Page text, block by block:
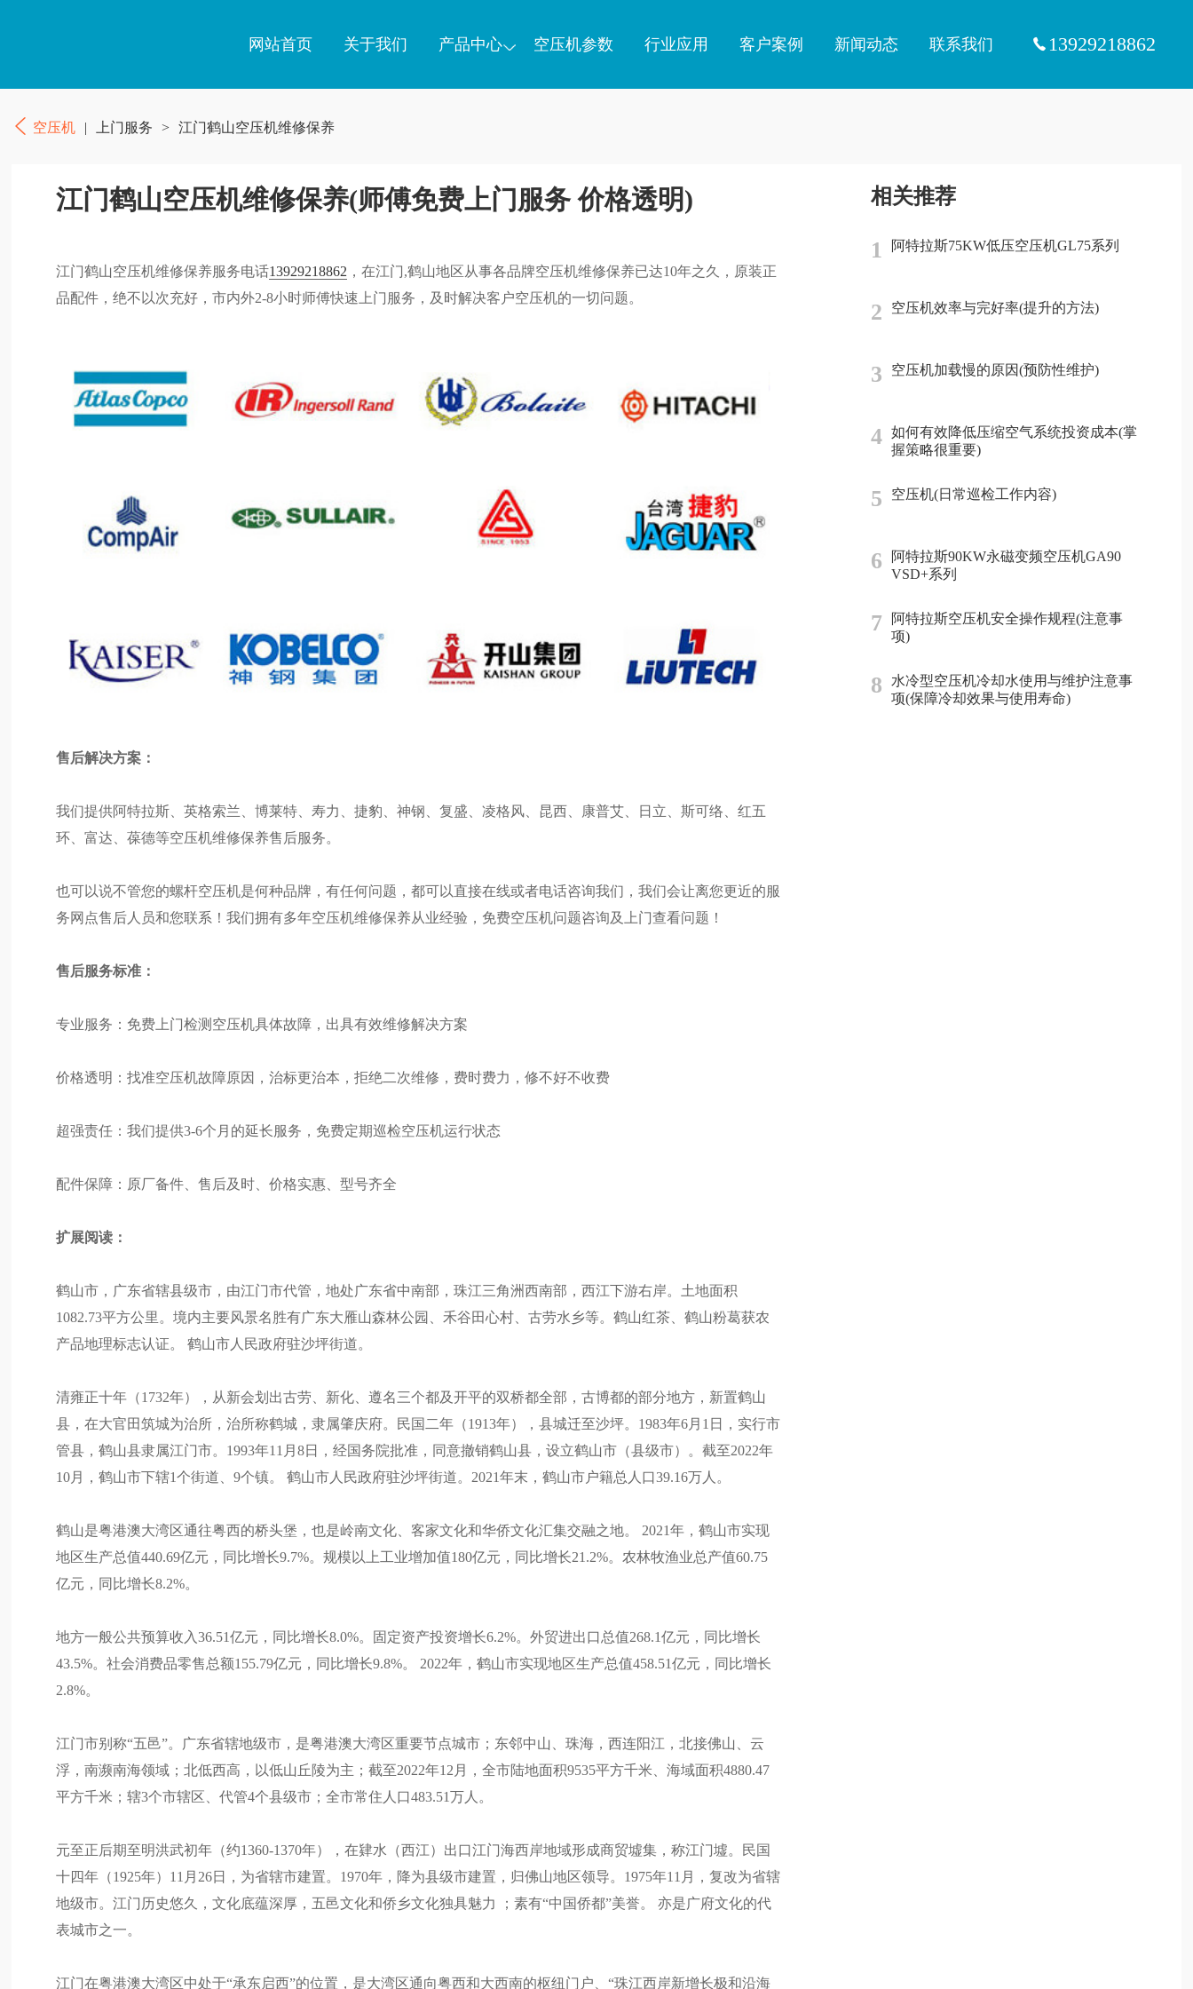
网站首页 关于我们 产品中心 空压机参数 行业应用 客户案例 新闻动态 联系我们 13929218862
空压机 | 上门服务 > 江门鹤山空压机维修保养
江门鹤山空压机维修保养(师傅免费上门服务 价格透明)
江门鹤山空压机维修保养服务电话13929218862 ，在江门,鹤山地区从事各品牌空压机维修保养已达10年之久，原装正
品配件，绝不以次充好，市内外2-8小时师傅快速上门服务，及时解决客户空压机的一切问题。
售后解决方案：
我们提供阿特拉斯、英格索兰、博莱特、寿力、捷豹、神钢、复盛、凌格风、昆西、康普艾、日立、斯可络、红五
环、富达、葆德等空压机维修保养售后服务。
也可以说不管您的螺杆空压机是何种品牌，有任何问题，都可以直接在线或者电话咨询我们，我们会让离您更近的服
务网点售后人员和您联系！我们拥有多年空压机维修保养从业经验，免费空压机问题咨询及上门查看问题！
售后服务标准：
专业服务：免费上门检测空压机具体故障，出具有效维修解决方案
价格透明：找准空压机故障原因，治标更治本，拒绝二次维修，费时费力，修不好不收费
超强责任：我们提供3-6个月的延长服务，免费定期巡检空压机运行状态
配件保障：原厂备件、售后及时、价格实惠、型号齐全
扩展阅读：
鹤山市，广东省辖县级市，由江门市代管，地处广东省中南部，珠江三角洲西南部，西江下游右岸。土地面积
1082.73平方公里。境内主要风景名胜有广东大雁山森林公园、禾谷田心村、古劳水乡等。鹤山红茶、鹤山粉葛获农
产品地理标志认证。 鹤山市人民政府驻沙坪街道。
清雍正十年（1732年），从新会划出古劳、新化、遵名三个都及开平的双桥都全部，古博都的部分地方，新置鹤山
县，在大官田筑城为治所，治所称鹤城，隶属肇庆府。民国二年（1913年），县城迁至沙坪。1983年6月1日，实行市
管县，鹤山县隶属江门市。1993年11月8日，经国务院批准，同意撤销鹤山县，设立鹤山市（县级市）。截至2022年
10月，鹤山市下辖1个街道、9个镇。 鹤山市人民政府驻沙坪街道。2021年末，鹤山市户籍总人口39.16万人。
鹤山是粤港澳大湾区通往粤西的桥头堡，也是岭南文化、客家文化和华侨文化汇集交融之地。 2021年，鹤山市实现
地区生产总值440.69亿元，同比增长9.7%。规模以上工业增加值180亿元，同比增长21.2%。农林牧渔业总产值60.75
亿元，同比增长8.2%。
地方一般公共预算收入36.51亿元，同比增长8.0%。固定资产投资增长6.2%。外贸进出口总值268.1亿元，同比增长
43.5%。社会消费品零售总额155.79亿元，同比增长9.8%。 2022年，鹤山市实现地区生产总值458.51亿元，同比增长
2.8%。
江门市别称“五邑”。广东省辖地级市，是粤港澳大湾区重要节点城市；东邻中山、珠海，西连阳江，北接佛山、云
浮，南濒南海领域；北低西高，以低山丘陵为主；截至2022年12月，全市陆地面积9535平方千米、海域面积4880.47
平方千米；辖3个市辖区、代管4个县级市；全市常住人口483.51万人。
元至正后期至明洪武初年（约1360-1370年），在肄水（西江）出口江门海西岸地域形成商贸墟集，称江门墟。民国
十四年（1925年）11月26日，为省辖市建置。1970年，降为县级市建置，归佛山地区领导。1975年11月，复改为省辖
地级市。江门历史悠久，文化底蕴深厚，五邑文化和侨乡文化独具魅力 ；素有“中国侨都”美誉。 亦是广府文化的代
表城市之一。
江门在粤港澳大湾区中处于“承东启西”的位置，是大湾区通向粤西和大西南的枢纽门户、“珠江西岸新增长极和沿海
相关推荐
1 阿特拉斯75KW低压空压机GL75系列
2 空压机效率与完好率(提升的方法)
3 空压机加载慢的原因(预防性维护)
4
如何有效降低压缩空气系统投资成本(掌
握策略很重要)
5 空压机(日常巡检工作内容)
6
阿特拉斯90KW永磁变频空压机GA90
VSD+系列
7
阿特拉斯空压机安全操作规程(注意事
项)
8
水冷型空压机冷却水使用与维护注意事
项(保障冷却效果与使用寿命)